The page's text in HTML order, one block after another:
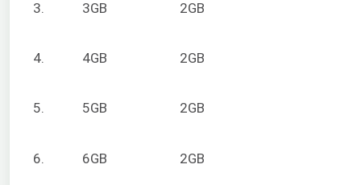
3. 3GB 2GB
4. 4GB 2GB
5. 5GB 2GB
6. 6GB 2GB